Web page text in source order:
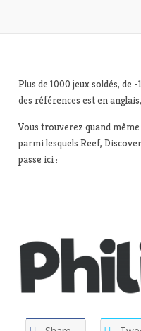
Plus de 1000 jeux soldés, de
des références est en
Vous trouverez quand
parmi lesquels Reef,
passe ici :